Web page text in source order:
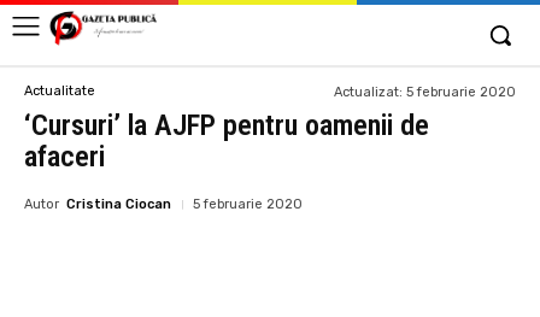
Actualitate Actualizat: 5 februarie 2020
‘Cursuri’ la AJFP pentru oamenii de
afaceri
Autor Cristina Ciocan 5 februarie 2020